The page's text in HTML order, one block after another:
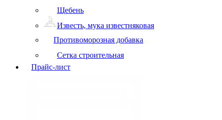
Щебень
Известь, мука известняковая
Противоморозная добавка
Сетка строительная
Прайс-лист